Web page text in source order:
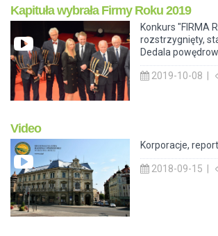
Kapituła wybrała Firmy Roku 2019
Konkurs "FIRMA
rozstrzygnięty,
Dedala
2019-10-08 |
Video
Korporacje,
2018-09-15 |